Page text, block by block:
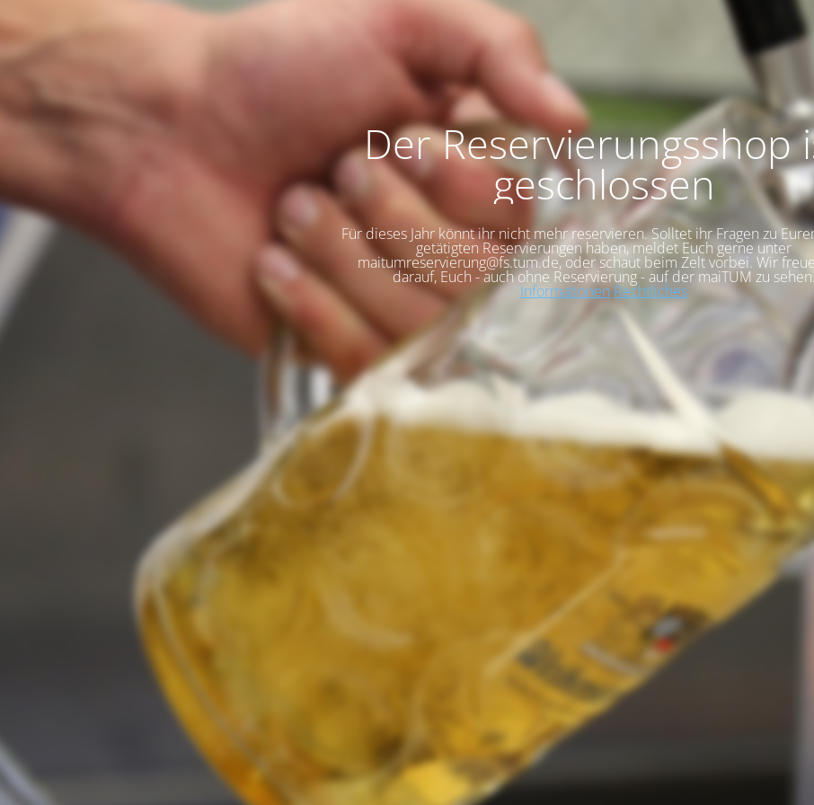
Der Reservierungsshop
geschlossen
Für dieses Jahr könnt ihr nicht mehr reservieren. Solltet ihr Fragen zu
getätigten Reservierungen haben, meldet Euch gerne unter
maitumreservierung@fs.tum.de, oder schaut beim Zelt vorbei. Wir
darauf, Euch - auch ohne Reservierung - auf der maiTUM zu sehen.
Informationen Rechtliches